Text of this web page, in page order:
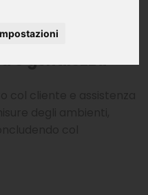
e gentilezza